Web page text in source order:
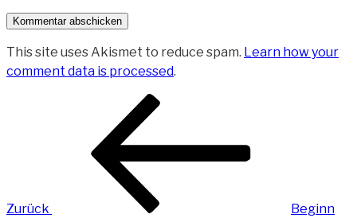
This site uses Akismet to reduce spam. Learn how your
comment data is processed.
Beitragsnavigation
Zurück
Beginn